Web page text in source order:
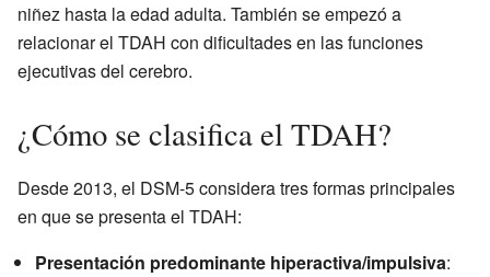
niñez hasta la edad adulta. También se empezó a
relacionar el TDAH con dificultades en las funciones
ejecutivas del cerebro.
¿Cómo se clasifica el TDAH?
Desde 2013, el DSM-5 considera tres formas principales
en que se presenta el TDAH:
Presentación predominante hiperactiva/impulsiva: